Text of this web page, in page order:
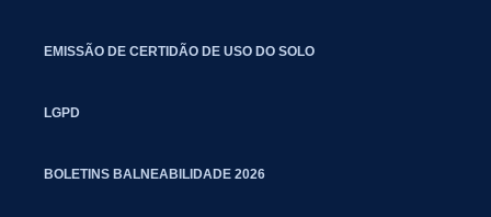
EMISSÃO DE CERTIDÃO DE USO DO SOLO
LGPD
BOLETINS BALNEABILIDADE 2026